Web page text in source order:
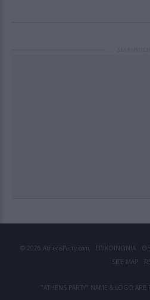
© 2026 AthensParty.com ΕΠΙΚΟΙΝΩΝΙΑ
SITE MAP
"ATHENS PARTY" NAME & LOGO ARE